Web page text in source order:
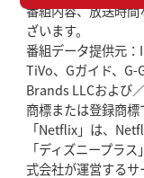
番組内容、放送時
ざいます。
番組データ提供元：
TiVo、Gガイド、G-
Brands LLCおよび
商標または登録商標
「Netflix」は、
「ディズニープラ
式会社が運営するサ